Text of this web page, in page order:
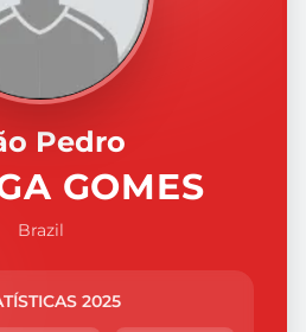
Pedro
GOMES
Brazil
2025